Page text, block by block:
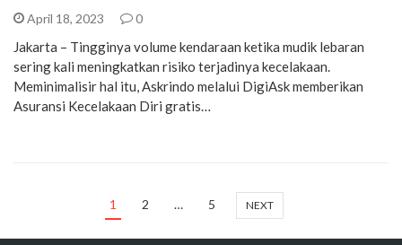
April 18, 2023 0
Jakarta – Tingginya volume kendaraan ketika mudik lebaran
sering kali meningkatkan risiko terjadinya kecelakaan.
Meminimalisir hal itu, Askrindo melalui DigiAsk memberikan
Asuransi Kecelakaan Diri gratis…
1 2 … 5 NEXT